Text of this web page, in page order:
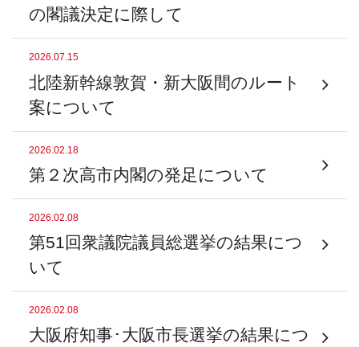
の閣議決定に際して
2026.07.15
北陸新幹線敦賀・新大阪間のルート
案について
2026.02.18
第２次高市内閣の発足について
2026.02.08
第51回衆議院議員総選挙の結果につ
いて
2026.02.08
大阪府知事･大阪市長選挙の結果につ